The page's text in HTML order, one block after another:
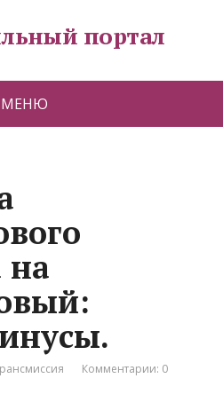
портал
МЕНЮ
на
Комментарии: 0